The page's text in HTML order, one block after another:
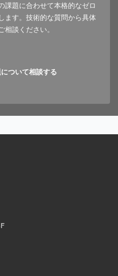
課題に合わせて本格的なゼロ
ます。技術的な質問から具体
談ください。
ついて相談する